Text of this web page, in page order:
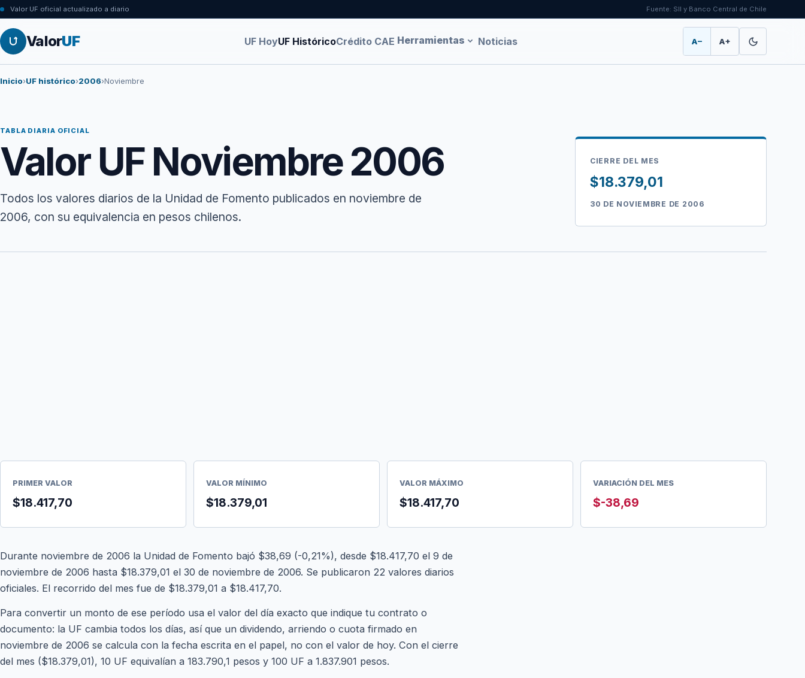
Valor UF oficial actualizado a diario Fuente: SII y Banco Central de Chile
ValorUF UF HoyUF HistóricoCrédito CAE Herramientas Noticias A− A+
Inicio›UF histórico›2006›Noviembre
TABLA DIARIA OFICIAL
Valor UF Noviembre 2006
Todos los valores diarios de la Unidad de Fomento publicados en noviembre de
2006, con su equivalencia en pesos chilenos.
CIERRE DEL MES
$18.379,01
30 DE NOVIEMBRE DE 2006
PRIMER VALOR
$18.417,70
VALOR MÍNIMO
$18.379,01
VALOR MÁXIMO
$18.417,70
VARIACIÓN DEL MES
$-38,69
Durante noviembre de 2006 la Unidad de Fomento bajó $38,69 (-0,21%), desde $18.417,70 el 9 de
noviembre de 2006 hasta $18.379,01 el 30 de noviembre de 2006. Se publicaron 22 valores diarios
oficiales. El recorrido del mes fue de $18.379,01 a $18.417,70.
Para convertir un monto de ese período usa el valor del día exacto que indique tu contrato o
documento: la UF cambia todos los días, así que un dividendo, arriendo o cuota firmado en
noviembre de 2006 se calcula con la fecha escrita en el papel, no con el valor de hoy. Con el cierre
del mes ($18.379,01), 10 UF equivalían a 183.790,1 pesos y 100 UF a 1.837.901 pesos.